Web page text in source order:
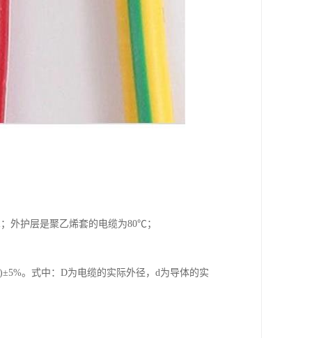
外护层是聚乙烯套的电缆为80℃；
。式中：D为电缆的实际外径，d为导体的实